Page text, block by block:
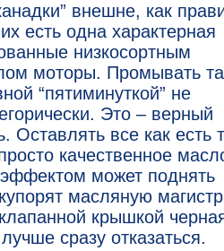
внешне, как
есть одна характерная
низкосортным
моторы. Промывать
“пятиминуткой” не
Это – верный
Оставлять все как есть
качественное
может поднять
масляную
крышкой
сразу отказаться.